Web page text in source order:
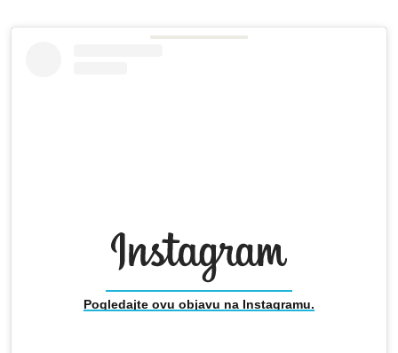
Pogledajte ovu objavu na Instagramu.